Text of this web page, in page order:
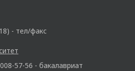
- тел/факс
57-56 - бакалавриат